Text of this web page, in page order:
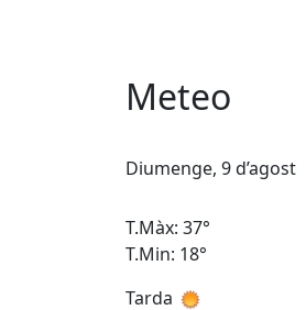
Meteo
Diumenge, 9 d’agost
T.Màx: 37°
T.Min: 18°
Tarda